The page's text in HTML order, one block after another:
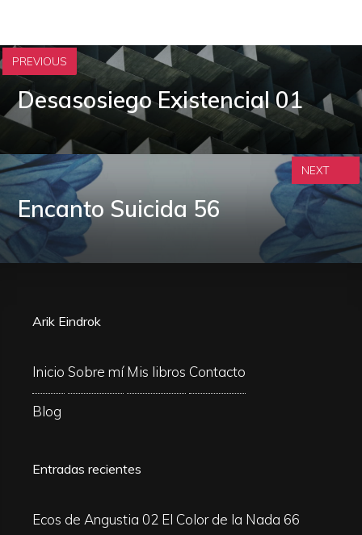
PREVIOUS
Desasosiego Existencial 01
Encanto Suicida 56
NEXT
Arik Eindrok
Inicio Sobre mí Mis libros Contacto
Blog
Entradas recientes
Ecos de Angustia 02 El Color de la Nada 66